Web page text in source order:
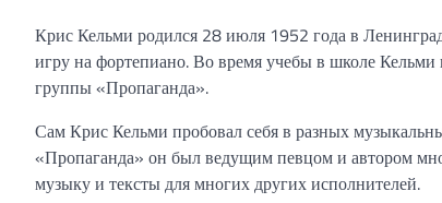
Крис Кельми родился 28 июля 1952 года в
игру на фортепиано. Во время учебы в школе
группы «Пропаганда».
Сам Крис Кельми пробовал себя в разных
«Пропаганда» он был ведущим певцом и автором
музыку и тексты для многих других исполнителей.